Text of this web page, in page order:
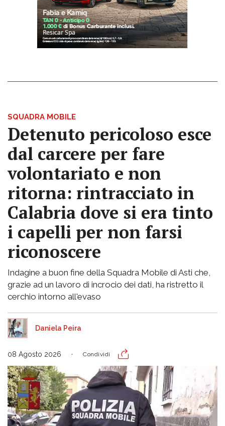
SQUADRA MOBILE
Detenuto pericoloso esce
dal carcere per fare
volontariato e non
ritorna: rintracciato in
Calabria dove si era tinto
i capelli per non farsi
riconoscere
Indagine a buon fine della Squadra Mobile di Asti che,
grazie ad un lavoro di incrocio dei dati, ha ristretto il
cerchio intorno all'evaso
Daniela Peira
08 Agosto 2026 Condividi